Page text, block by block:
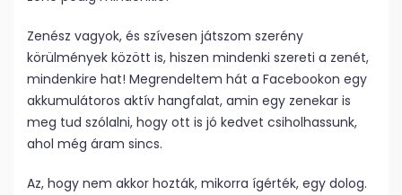
Zenész vagyok, és szívesen játszom szerény
körülmények között is, hiszen mindenki szereti a zenét,
mindenkire hat! Megrendeltem hát a Facebookon egy
akkumulátoros aktív hangfalat, amin egy zenekar is
meg tud szólalni, hogy ott is jó kedvet csiholhassunk,
ahol még áram sincs.
Az, hogy nem akkor hozták, mikorra ígérték, egy dolog.